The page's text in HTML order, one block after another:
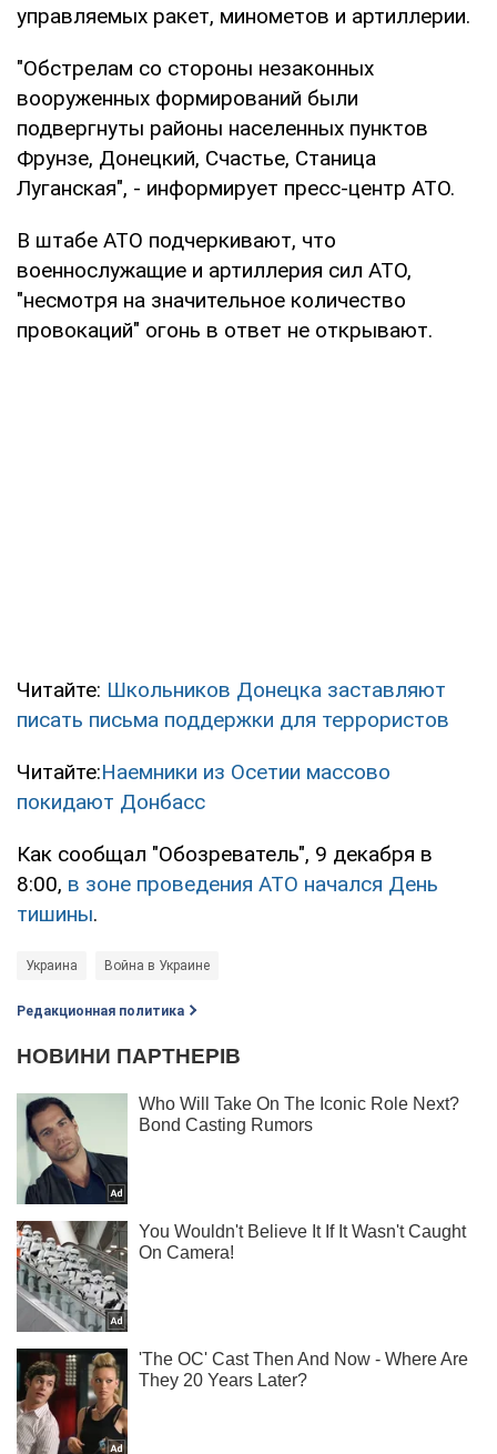
управляемых ракет, минометов и артиллерии.
"Обстрелам со стороны незаконных
вооруженных формирований были
подвергнуты районы населенных пунктов
Фрунзе, Донецкий, Счастье, Станица
Луганская", - информирует пресс-центр АТО.
В штабе АТО подчеркивают, что
военнослужащие и артиллерия сил АТО,
"несмотря на значительное количество
провокаций" огонь в ответ не открывают.
Читайте: Школьников Донецка заставляют
писать письма поддержки для террористов
Читайте:Наемники из Осетии массово
покидают Донбасс
Как сообщал "Обозреватель", 9 декабря в
8:00, в зоне проведения АТО начался День
тишины.
Украина Война в Украине
Редакционная политика